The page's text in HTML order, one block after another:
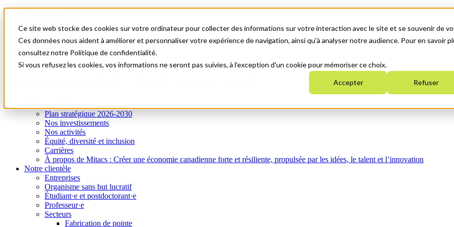
Ce site web stocke des cookies sur votre ordinateur pour collecter des informations sur votre interaction avec le site et se souvenir de
Ces données nous aident à améliorer et personnaliser votre expérience de navigation, ainsi qu'à analyser notre audience. Pour en savoir
consultez notre Politique de confidentialité.
Si vous refusez les cookies, vos informations ne seront pas suivies, à l'exception d'un cookie pour mémoriser ce choix.
Accepter Refuser
Nouvelles et événements
English
Commençons!
Menu
Plan stratégique 2026-2030
Nos investissements
Nos activités
Équité, diversité et inclusion
Carrières
À propos de Mitacs : Créer une économie canadienne forte et résiliente, propulsée par les idées, le talent et l’innovation
Notre clientèle
Entreprises
Organisme sans but lucratif
Étudiant·e et postdoctorant·e
Professeur·e
Secteurs
Fabrication de pointe